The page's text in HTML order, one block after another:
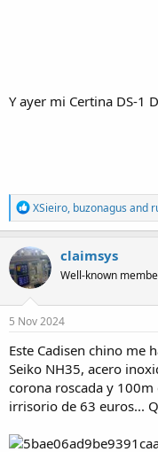
Y ayer mi Certina DS-1
R
e
a
c
t
i
o
n
s
XSieiro, buzonagus and
claimsys
Well-known
5 Nov 2024
Este Cadisen chino me
Seiko NH35, acero
corona roscada y 100m
irrisorio de 63 euros...